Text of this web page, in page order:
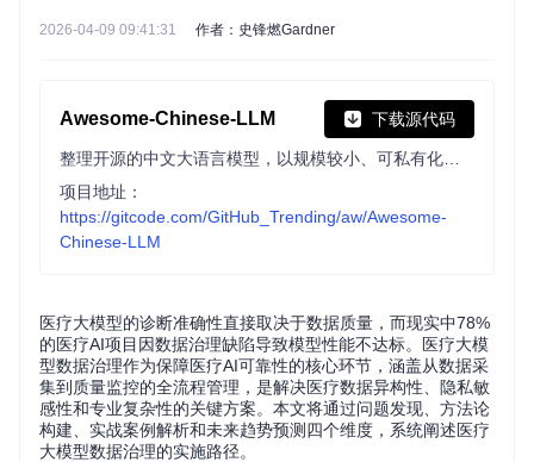
2026-04-09 09:41:31 作者：史锋燃Gardner
Awesome-Chinese-LLM 下载源代码
项目地址：
https://gitcode.com/GitHub_Trending/aw/Awesome-
Chinese-LLM
医疗大模型的诊断准确性直接取决于数据质量，而现实中78%
的医疗AI项目因数据治理缺陷导致模型性能不达标。医疗大模
型数据治理作为保障医疗AI可靠性的核心环节，涵盖从数据采
集到质量监控的全流程管理，是解决医疗数据异构性、隐私敏
感性和专业复杂性的关键方案。本文将通过问题发现、方法论
构建、实战案例解析和未来趋势预测四个维度，系统阐述医疗
大模型数据治理的实施路径。